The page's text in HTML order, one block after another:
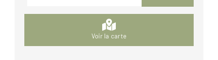
Voir la carte